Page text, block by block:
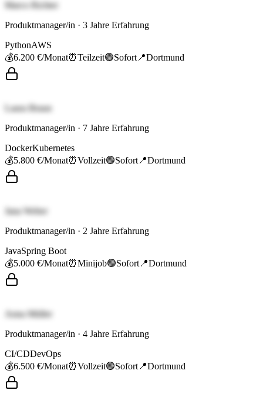
Marco Richter
Produktmanager/in · 3 Jahre Erfahrung
PythonAWS
💰6.200 €/Monat⏰Teilzeit🟢Sofort 📍Dortmund
Laura Braun
Produktmanager/in · 7 Jahre Erfahrung
DockerKubernetes
💰5.800 €/Monat⏰Vollzeit🟢Sofort 📍Dortmund
Jana Weber
Produktmanager/in · 2 Jahre Erfahrung
JavaSpring Boot
💰5.000 €/Monat⏰Minijob🟢Sofort 📍Dortmund
Anna Müller
Produktmanager/in · 4 Jahre Erfahrung
CI/CDDevOps
💰6.500 €/Monat⏰Vollzeit🟢Sofort 📍Dortmund